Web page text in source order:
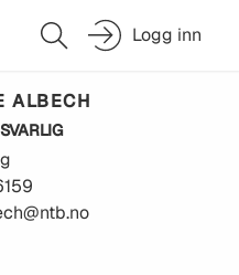
Logg inn
ALBECH